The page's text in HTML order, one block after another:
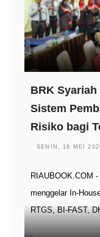
BRK
Sistem
Risiko bagi
SENIN, 18 MEI
RIAUBOOK.COM
menggelar In-
RTGS, BI-FAST,